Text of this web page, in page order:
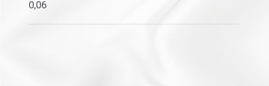
0,06